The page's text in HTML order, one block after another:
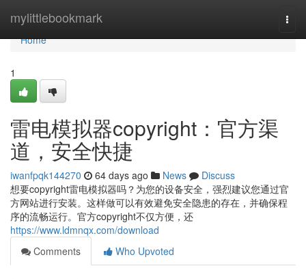
mylittlebookmark
Home
Home
1
雷电模拟器copyright：官方渠
道，安全快捷
iwanfpqk144270 64 days ago News
Discuss
想要copyright雷电模拟器吗？为您的设备安全，强烈建议您通过官
方网站进行安装。这样做可以有效避免安全隐患的存在，并确保程
序的流畅运行。官方copyright不仅方便，还
https://www.ldmnqx.com/download
Comments
Who Upvoted